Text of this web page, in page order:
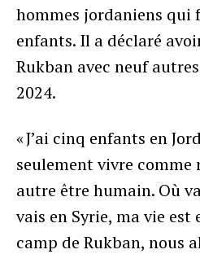
hommes jordaniens qui
enfants. Il a déclaré
Rukban avec neuf
2024.
« J’ai cinq enfants en
seulement vivre comme
autre être humain. Où
vais en Syrie, ma vie est
camp de Rukban, nous